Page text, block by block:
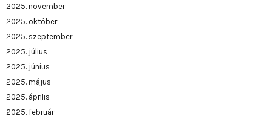
2025. november
2025. október
2025. szeptember
2025. július
2025. június
2025. május
2025. április
2025. február